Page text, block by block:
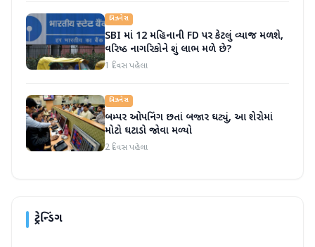
બિઝનેસ
SBI માં 12 મહિનાની FD પર કેટલું વ્યાજ મળશે,
વરિષ્ઠ નાગરિકોને શું લાભ મળે છે?
1 દિવસ પહેલા
બિઝનેસ
બમ્પર ઓપનિંગ છતાં બજાર ઘટ્યું, આ શેરોમાં
મોટો ઘટાડો જોવા મળ્યો
2 દિવસ પહેલા
ટ્રેન્ડિંગ